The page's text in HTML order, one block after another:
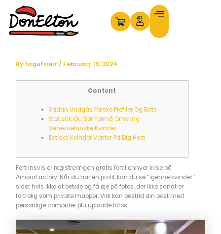
content
By fagufiverr / February 19, 2024
Content
Sådan Undgås Falske Profiler Og Bots
Statistik, Du Bør Formå Omkring
Venezuelanske Kvinder
Estiske Kvinder Venter På Dig Herti
Fortrinsvis er registreringen gratis fortil enhver krise på
AmourFactory. Når du har en profil, kan du se ”igenne kvinder ’
sider hvis ikke at betale og få øje på fotos, der ikke sandt er
fortrolig som private mapper.Virk kan bestrid din post med
personlige computer plu uploade fotos.